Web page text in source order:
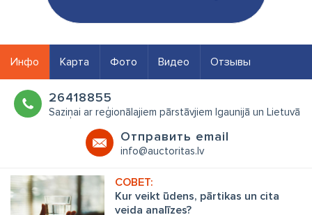
Инфо Карта Фото Видео Отзывы
26418855
Saziņai ar reģionālajiem pārstāvjiem Igaunijā un Lietuvā
Oтправить email
info@auctoritas.lv
Kur veikt ūdens, pārtikas un cita
veida analīzes?